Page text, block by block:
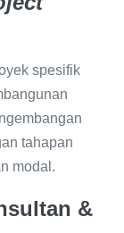
spesifik
tahapan
modal.
&